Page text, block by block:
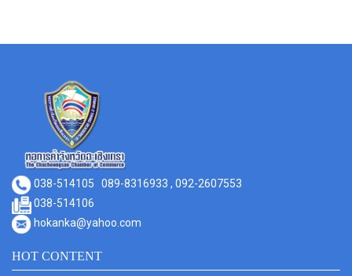
038-514105 089-8316933 , 092-2607553
038-514106
hokanka@yahoo.com
HOT CONTENT